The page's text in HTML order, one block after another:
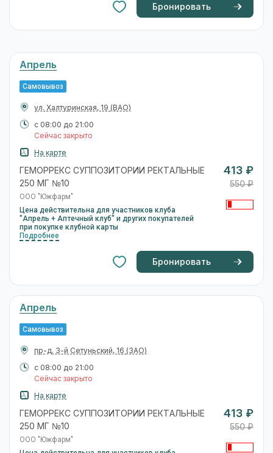
Бронировать
Апрель
Самовывоз
ул. Халтуринская, 19 (ВАО)
с 08:00 до 21:00
Сейчас закрыто
На карте
ГЕМОРРЕКС СУППОЗИТОРИИ РЕКТАЛЬНЫЕ
250 МГ №10
ООО "Южфарм"
Цена действительна для участников клуба
"Апрель + Аптечный клуб" и других покупателей
при покупке клубной карты
Подробнее
413 ₽
550 ₽
Бронировать
Апрель
Самовывоз
пр-д. 3-й Сетуньский, 16 (ЗАО)
с 08:00 до 21:00
Сейчас закрыто
На карте
ГЕМОРРЕКС СУППОЗИТОРИИ РЕКТАЛЬНЫЕ
250 МГ №10
ООО "Южфарм"
413 ₽
550 ₽